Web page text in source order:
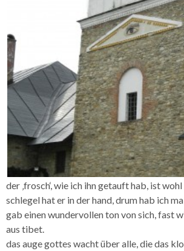
der ‚frosch‘, wie ich ihn getauft hab, ist
schlegel hat er in der hand, drum hab ich
gab einen wundervollen ton von sich, fast
aus tibet.
das auge gottes wacht über alle, die das